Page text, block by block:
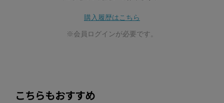
購入履歴はこちら
※会員ログインが必要です。
こちらもおすすめ